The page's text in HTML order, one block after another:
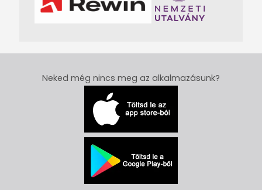
Neked még nincs meg az alkalmazásunk?